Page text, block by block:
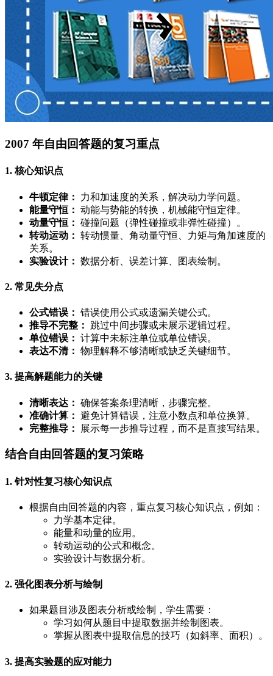
2007 年自由回答题的复习重点
1. 核心知识点
牛顿定律：
力和加速度的关系，解决动力学问题。
能量守恒： 动能与势能的转换，机械能守恒定律。
动量守恒： 碰撞问题（弹性碰撞或非弹性碰撞）。
转动运动： 转动惯量、角动量守恒、力矩与角加速度的
关系。
实验设计： 数据分析、误差计算、图表绘制。
2. 常见失分点
公式错误： 错误使用公式或遗漏关键公式。
推导不完整：
跳过中间步骤或未展示逻辑过程。
单位错误： 计算中未标注单位或单位错误。
表达不清： 物理解释不够清晰或缺乏关键细节。
3. 提高解题能力的关键
清晰表达： 确保答案条理清晰，步骤完整。
准确计算： 避免计算错误，注意小数点和单位换算。
完整推导：
展示每一步推导过程，而不是直接写结果。
结合自由回答题的复习策略
1. 针对性复习核心知识点
根据自由回答题的内容，重点复习核心知识点，例如：
力学基本定律。
能量和动量的应用。
转动运动的公式和概念。
实验设计与数据分析。
2. 强化图表分析与绘制
如果题目涉及图表分析或绘制，学生需要：
学习如何从题目中提取数据并绘制图表。
掌握从图表中提取信息的技巧（如斜率、面积）。
3. 提高实验题的应对能力